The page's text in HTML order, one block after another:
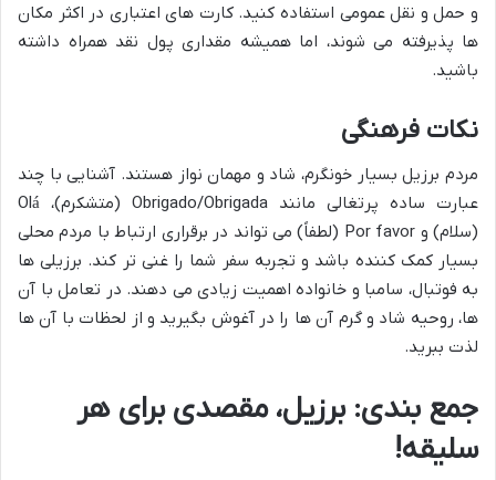
و حمل و نقل عمومی استفاده کنید. کارت های اعتباری در اکثر مکان
ها پذیرفته می شوند، اما همیشه مقداری پول نقد همراه داشته
باشید.
نکات فرهنگی
مردم برزیل بسیار خونگرم، شاد و مهمان نواز هستند. آشنایی با چند
عبارت ساده پرتغالی مانند Obrigado/Obrigada (متشکرم)، Olá
(سلام) و Por favor (لطفاً) می تواند در برقراری ارتباط با مردم محلی
بسیار کمک کننده باشد و تجربه سفر شما را غنی تر کند. برزیلی ها
به فوتبال، سامبا و خانواده اهمیت زیادی می دهند. در تعامل با آن
ها، روحیه شاد و گرم آن ها را در آغوش بگیرید و از لحظات با آن ها
لذت ببرید.
جمع بندی: برزیل، مقصدی برای هر
سلیقه!